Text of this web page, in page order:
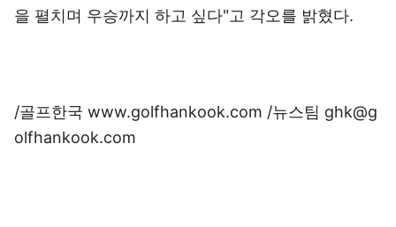
을 펼치며 우승까지 하고 싶다"고 각오를 밝혔다.
/골프한국 www.golfhankook.com /뉴스팀 ghk@g
olfhankook.com